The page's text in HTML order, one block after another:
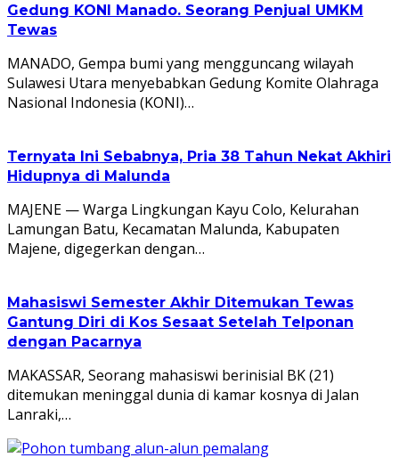
Gedung KONI Manado. Seorang Penjual UMKM
Tewas
MANADO, Gempa bumi yang mengguncang wilayah
Sulawesi Utara menyebabkan Gedung Komite Olahraga
Nasional Indonesia (KONI)…
Ternyata Ini Sebabnya, Pria 38 Tahun Nekat Akhiri
Hidupnya di Malunda
MAJENE — Warga Lingkungan Kayu Colo, Kelurahan
Lamungan Batu, Kecamatan Malunda, Kabupaten
Majene, digegerkan dengan…
Mahasiswi Semester Akhir Ditemukan Tewas
Gantung Diri di Kos Sesaat Setelah Telponan
dengan Pacarnya
MAKASSAR, Seorang mahasiswi berinisial BK (21)
ditemukan meninggal dunia di kamar kosnya di Jalan
Lanraki,…